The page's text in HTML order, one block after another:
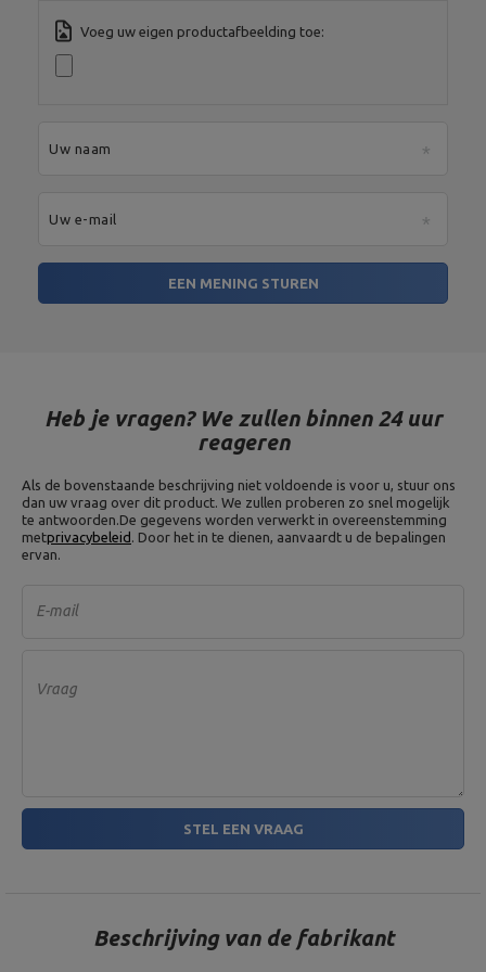
Voeg uw eigen productafbeelding toe:
Uw naam
Uw e-mail
EEN MENING STUREN
Heb je vragen? We zullen binnen 24 uur
reageren
Als de bovenstaande beschrijving niet voldoende is voor u, stuur ons
dan uw vraag over dit product. We zullen proberen zo snel mogelijk
te antwoorden.De gegevens worden verwerkt in overeenstemming
metprivacybeleid . Door het in te dienen, aanvaardt u de bepalingen
ervan.
E-mail
Vraag
STEL EEN VRAAG
Beschrijving van de fabrikant